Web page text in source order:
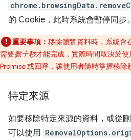
的 Cookie，此時系統會暫停同步。
重要事項： 移除瀏覽資料時，系統會
需要數十秒才能完成，實際時間取決於
Promise 或回呼，讓使用者隨時掌握移除
特定來源
如要移除特定來源的資料，或從
可以使用